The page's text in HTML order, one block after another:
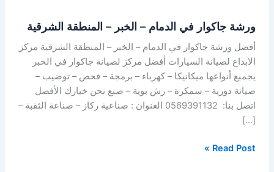
ورشة جاكوار في الدمام – الخبر – المنطقة الشرقية
أفضل ورشة جاكوار في الدمام – الخبر – المنطقة الشرقية مركز
الابداع لصيانة السيارات أفضل مركز لصيانة جاكوار في الخبر
يجمبع أنواعها ميكانيكا – كهرباء – برمجة – فحص – توضيب –
صيانة دورية – سمكرة – رش بوية – صبع نحن خيارك الأفضل
اتصل بنا: 0569391132 العنوان : صناعية ركاز – صناعة الثقبة –
[…]
Read Post »